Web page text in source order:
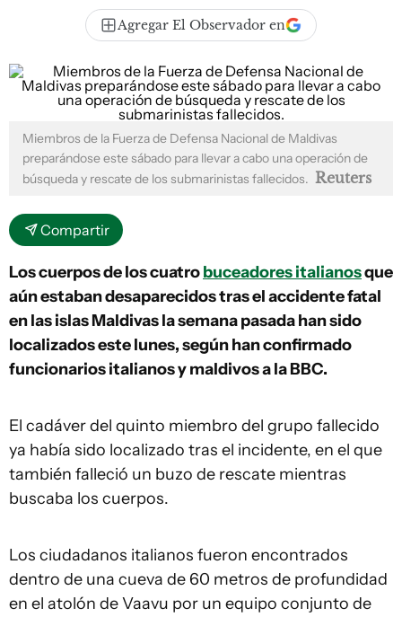
Agregar El Observador en
Miembros de la Fuerza de Defensa Nacional de Maldivas
preparándose este sábado para llevar a cabo una operación de
búsqueda y rescate de los submarinistas fallecidos. Reuters
Compartir
Los cuerpos de los cuatrobuceadores italianosque
aún estaban desaparecidos tras el accidente fatal
en las islas Maldivas la semana pasada han sido
localizados este lunes, según han confirmado
funcionarios italianos y maldivos a la BBC.
El cadáver del quinto miembro del grupo fallecido
ya había sido localizado tras el incidente, en el que
también falleció un buzo de rescate mientras
buscaba los cuerpos.
Los ciudadanos italianos fueron encontrados
dentro de una cueva de 60 metros de profundidad
en el atolón de Vaavu por un equipo conjunto de